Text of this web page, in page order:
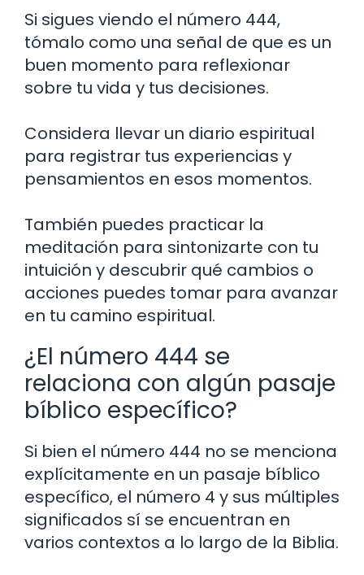
Si sigues viendo el número 444,
tómalo como una señal de que es un
buen momento para reflexionar
sobre tu vida y tus decisiones.
Considera llevar un diario espiritual
para registrar tus experiencias y
pensamientos en esos momentos.
También puedes practicar la
meditación para sintonizarte con tu
intuición y descubrir qué cambios o
acciones puedes tomar para avanzar
en tu camino espiritual.
¿El número 444 se
relaciona con algún pasaje
bíblico específico?
Si bien el número 444 no se menciona
explícitamente en un pasaje bíblico
específico, el número 4 y sus múltiples
significados sí se encuentran en
varios contextos a lo largo de la Biblia.